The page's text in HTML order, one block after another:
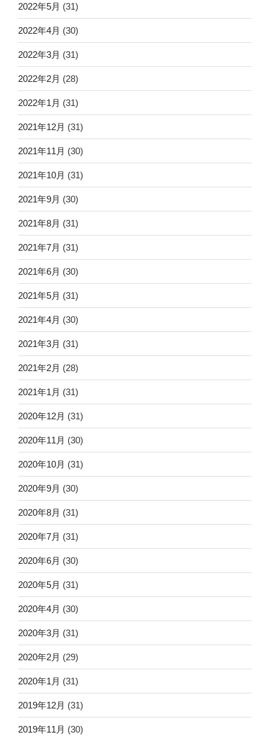
2022年5月 (31)
2022年4月 (30)
2022年3月 (31)
2022年2月 (28)
2022年1月 (31)
2021年12月 (31)
2021年11月 (30)
2021年10月 (31)
2021年9月 (30)
2021年8月 (31)
2021年7月 (31)
2021年6月 (30)
2021年5月 (31)
2021年4月 (30)
2021年3月 (31)
2021年2月 (28)
2021年1月 (31)
2020年12月 (31)
2020年11月 (30)
2020年10月 (31)
2020年9月 (30)
2020年8月 (31)
2020年7月 (31)
2020年6月 (30)
2020年5月 (31)
2020年4月 (30)
2020年3月 (31)
2020年2月 (29)
2020年1月 (31)
2019年12月 (31)
2019年11月 (30)